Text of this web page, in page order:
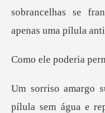
sobrancelhas se
pílula sem água e